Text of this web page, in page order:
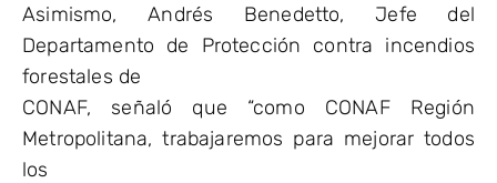
Asimismo, Andrés Benedetto, Jefe del
Departamento de Protección contra incendios
forestales de
CONAF, señaló que “como CONAF Región
Metropolitana, trabajaremos para mejorar todos
los